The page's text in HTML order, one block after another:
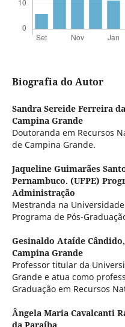
Biografia do Autor
Sandra Sereide Ferreira
Campina Grande
Doutoranda em Recursos
de Campina Grande.
Jaqueline Guimarães
Pernambuco. (UFPE)
Administração
Mestranda na
Programa de Pós-
Gesinaldo Ataíde Cândido,
Campina Grande
Professor titular da
Grande e atua como
Graduação em Recursos
Ângela Maria Cavalcanti